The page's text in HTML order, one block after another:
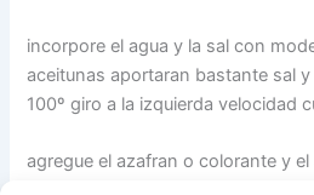
incorpore el agua y la sal con
aceitunas aportaran bastante sal
100º giro a la izquierda velocidad
agregue el azafran o colorante y